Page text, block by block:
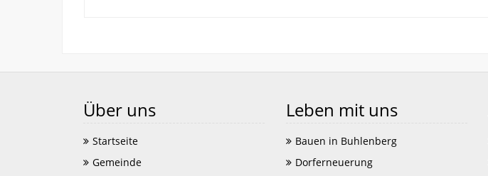
Über uns
Startseite
Gemeinde
Leben mit uns
Bauen in Buhlenberg
Dorferneuerung